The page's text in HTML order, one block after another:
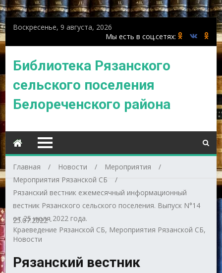
Воскресенье, 9 августа, 2026
Библиотека Рязанского
сельского поселения
Белореченского района
Главная Новости
Мероприятия
Мероприятия Рязанской СБ
Рязанский вестник ежемесячный информационный
вестник Рязанского сельского поселения. Выпуск N°14
от 25 июля 2022 года.
25.07.2022-
Краеведение Рязанской СБ, Мероприятия Рязанской СБ,
Новости
Рязанский вестник